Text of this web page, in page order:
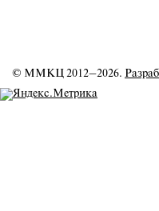
© ММКЦ 2012–2026.